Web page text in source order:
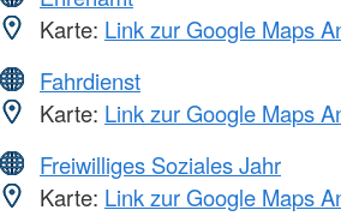
Karte: Link zur Google Maps
Fahrdienst
Karte: Link zur Google Maps
Freiwilliges Soziales Jahr
Karte: Link zur Google Maps